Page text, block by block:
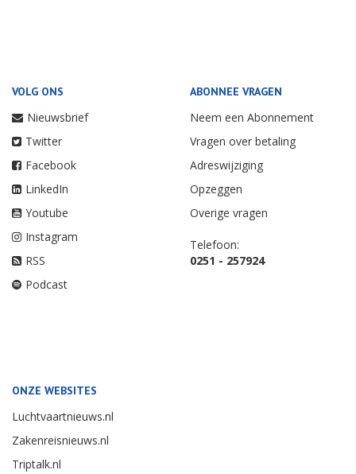
VOLG ONS
Nieuwsbrief
Twitter
Facebook
LinkedIn
Youtube
Instagram
RSS
Podcast
ABONNEE VRAGEN
Neem een Abonnement
Vragen over betaling
Adreswijziging
Opzeggen
Overige vragen
Telefoon:
0251 - 257924
ONZE WEBSITES
Luchtvaartnieuws.nl
Zakenreisnieuws.nl
Triptalk.nl